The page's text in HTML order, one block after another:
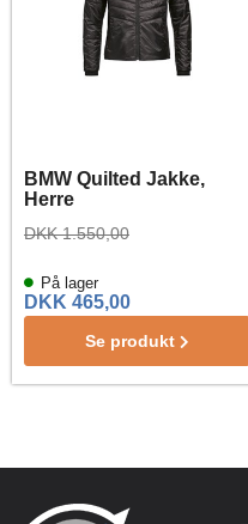
BMW Quilted Jakke,
Herre
På lager
DKK 1.550,00
DKK 465,00
Se produkt